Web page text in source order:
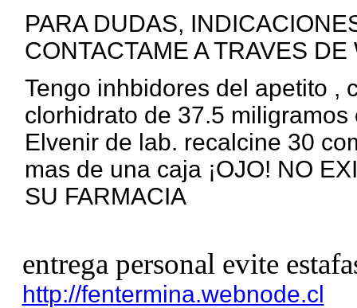
PARA DUDAS,
CONTACTAME A TRAVES
Tengo inhbidores del apetito ,
clorhidrato de 37.5
Elvenir de lab. recalcine 30
mas de una caja ¡OJO! NO
SU FARMACIA
entrega personal evite
http://fentermina.webnode.cl